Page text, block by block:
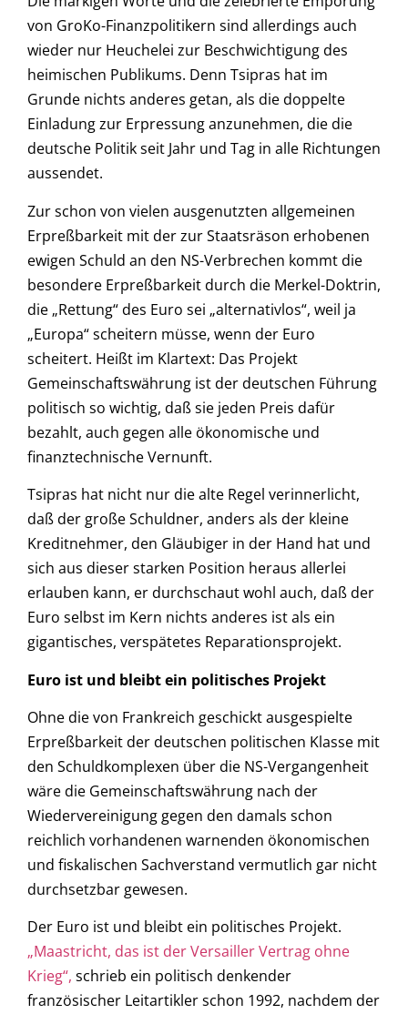
von GroKo-Finanzpolitikern sind allerdings auch
wieder nur Heuchelei zur Beschwichtigung des
heimischen Publikums. Denn Tsipras hat im
Grunde nichts anderes getan, als die doppelte
Einladung zur Erpressung anzunehmen, die die
deutsche Politik seit Jahr und Tag in alle Richtungen
aussendet.
Zur schon von vielen ausgenutzten allgemeinen
Erpreßbarkeit mit der zur Staatsräson erhobenen
ewigen Schuld an den NS-Verbrechen kommt die
besondere Erpreßbarkeit durch die Merkel-Doktrin,
die „Rettung“ des Euro sei „alternativlos“, weil ja
„Europa“ scheitern müsse, wenn der Euro
scheitert. Heißt im Klartext: Das Projekt
Gemeinschaftswährung ist der deutschen Führung
politisch so wichtig, daß sie jeden Preis dafür
bezahlt, auch gegen alle ökonomische und
finanztechnische Vernunft.
Tsipras hat nicht nur die alte Regel verinnerlicht,
daß der große Schuldner, anders als der kleine
Kreditnehmer, den Gläubiger in der Hand hat und
sich aus dieser starken Position heraus allerlei
erlauben kann, er durchschaut wohl auch, daß der
Euro selbst im Kern nichts anderes ist als ein
gigantisches, verspätetes Reparationsprojekt.
Euro ist und bleibt ein politisches Projekt
Ohne die von Frankreich geschickt ausgespielte
Erpreßbarkeit der deutschen politischen Klasse mit
den Schuldkomplexen über die NS-Vergangenheit
wäre die Gemeinschaftswährung nach der
Wiedervereinigung gegen den damals schon
reichlich vorhandenen warnenden ökonomischen
und fiskalischen Sachverstand vermutlich gar nicht
durchsetzbar gewesen.
Der Euro ist und bleibt ein politisches Projekt.
„Maastricht, das ist der Versailler Vertrag ohne
Krieg“, schrieb ein politisch denkender
französischer Leitartikler schon 1992, nachdem der